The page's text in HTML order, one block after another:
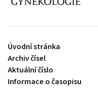
proLékaře.cz
Úvodní stránka
Archiv čísel
Aktuální číslo
Informace o časopisu